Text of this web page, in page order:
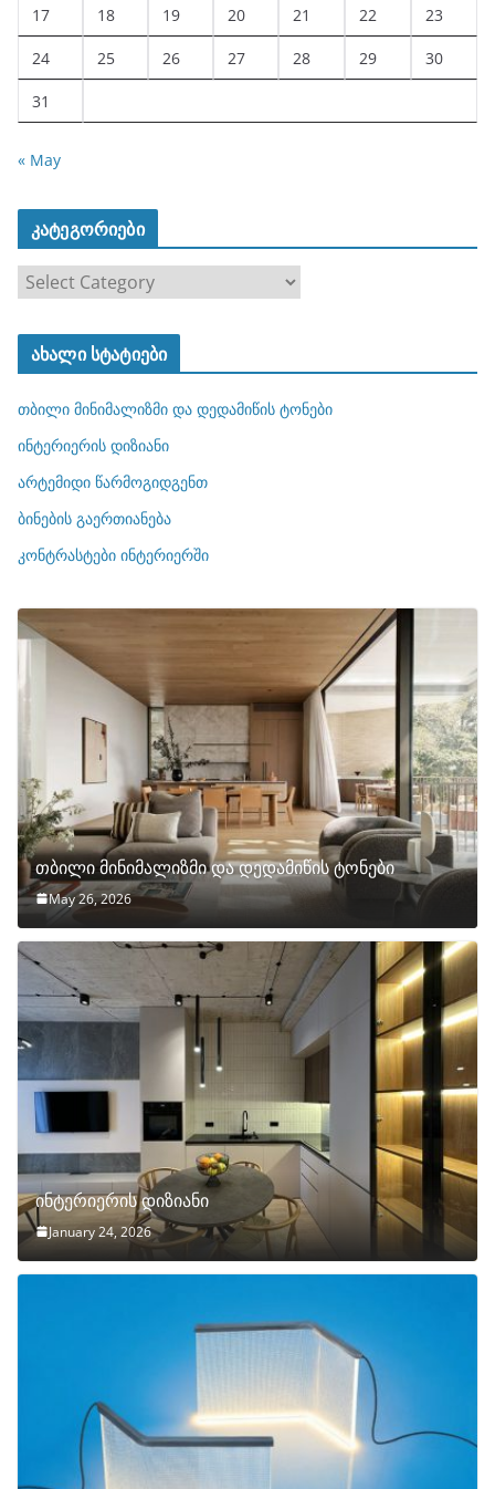
17 18 19 20 21 22 23
24 25 26 27 28 29 30
31
« May
კატეგორიები
ტ
ო
რ
ბ
ი
ახალი სტატიები
თბილი მინიმალიზმი და დედამიწის ტონები
ინტერიერის დიზიანი
არტემიდი წარმოგიდგენთ
ბინების გაერთიანება
კონტრასტები ინტერიერში
თბილი მინიმალიზმი და დედამიწის ტონები
May 26, 2026
ინტერიერის დიზიანი
January 24, 2026